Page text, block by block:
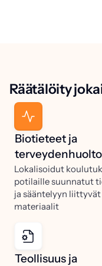
Räätälöity
Biotieteet ja
terveydenhuolto
Lokalisoidut
potilaille suunnatut
ja sääntelyyn liittyvät
materiaalit
Teollisuus ja